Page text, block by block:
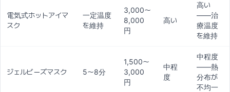
電気式ホットアイマ
スク
一定温度
を維持
3,000〜
8,000
円
高い
高い
——治
療温度
を維持
ジェルビーズマスク 5〜8分
1,500〜
3,000
円
中程
度
中程度
——熱
分布が
不均一